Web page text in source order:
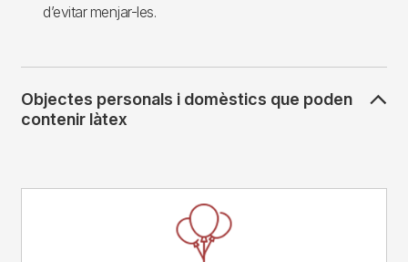
d’evitar menjar-les.
Objectes personals i domèstics que poden
contenir làtex
Image